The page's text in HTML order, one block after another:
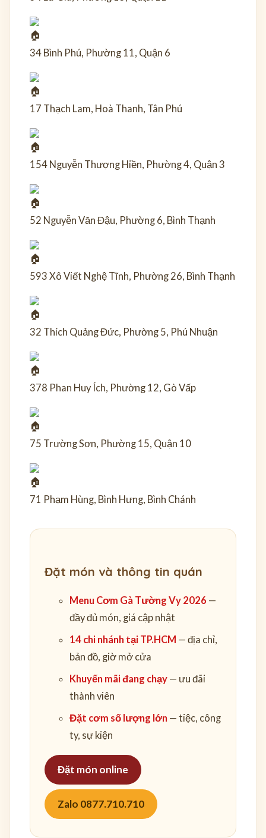
34 Bình Phú, Phường 11, Quận 6
17 Thạch Lam, Hoà Thanh, Tân Phú
154 Nguyễn Thượng Hiền, Phường 4, Quận 3
52 Nguyễn Văn Đậu, Phường 6, Bình Thạnh
593 Xô Viết Nghệ Tĩnh, Phường 26, Bình Thạnh
32 Thích Quảng Đức, Phường 5, Phú Nhuận
378 Phan Huy Ích, Phường 12, Gò Vấp
75 Trường Sơn, Phường 15, Quận 10
71 Phạm Hùng, Bình Hưng, Bình Chánh
Đặt món và thông tin quán
Menu Cơm Gà Tường Vy 2026 —
đầy đủ món, giá cập nhật
14 chi nhánh tại TP.HCM — địa chỉ,
bản đồ, giờ mở cửa
Khuyến mãi đang chạy — ưu đãi
thành viên
Đặt cơm số lượng lớn — tiệc, công
ty, sự kiện
Đặt món online
Zalo 0877.710.710